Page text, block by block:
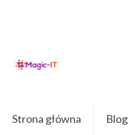
Strona główna Blog